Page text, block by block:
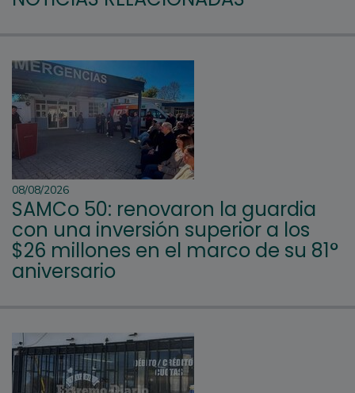
08/08/2026
SAMCo 50: renovaron la guardia
con una inversión superior a los
$26 millones en el marco de su 81°
aniversario